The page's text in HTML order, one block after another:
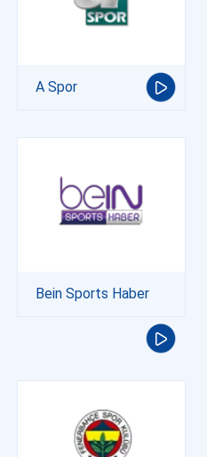
A Spor
Bein Sports Haber